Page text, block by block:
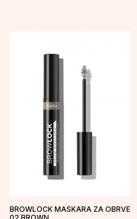
BROWLOCK MASKARA ZA OBRVE